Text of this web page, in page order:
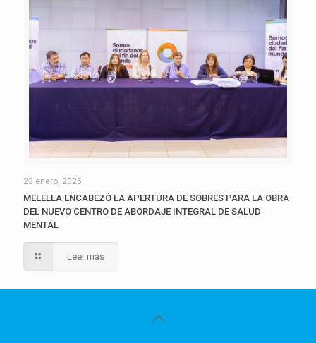
23 enero, 2025
MELELLA ENCABEZÓ LA APERTURA DE SOBRES PARA LA OBRA
DEL NUEVO CENTRO DE ABORDAJE INTEGRAL DE SALUD
MENTAL
Leer más